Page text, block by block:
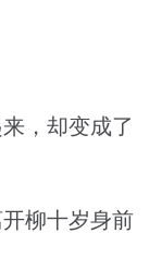
，却变成了
柳十岁身前